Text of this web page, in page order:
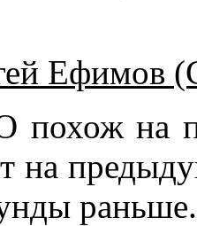
Ефимов
похож на
на
раньше.